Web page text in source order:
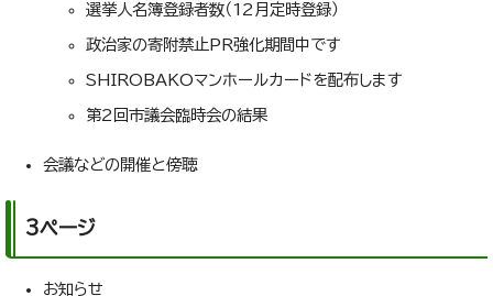
選挙人名簿登録者数（12月定時登録）
政治家の寄附禁止PR強化期間中です
SHIROBAKOマンホールカードを配布します
第2回市議会臨時会の結果
会議などの開催と傍聴
3ページ
お知らせ